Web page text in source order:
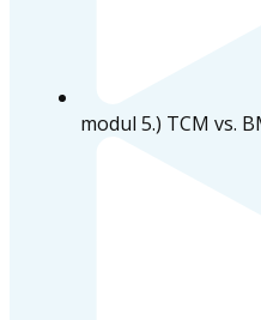
modul 5.) TCM vs.